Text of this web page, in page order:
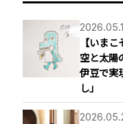
【いま
空と太陽
伊豆で実
し」